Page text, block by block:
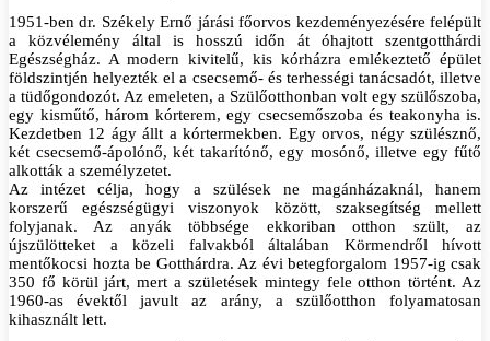
1951-ben dr. Székely Ernő járási főorvos kezdeményezésére felépült
a közvélemény által is hosszú időn át óhajtott szentgotthárdi
Egészségház. A modern kivitelű, kis kórházra emlékeztető épület
földszintjén helyezték el a csecsemő- és terhességi tanácsadót, illetve
a tüdőgondozót. Az emeleten, a Szülőotthonban volt egy szülőszoba,
egy kisműtő, három kórterem, egy csecsemőszoba és teakonyha is.
Kezdetben 12 ágy állt a kórtermekben. Egy orvos, négy szülésznő,
két csecsemő-ápolónő, két takarítónő, egy mosónő, illetve egy fűtő
alkották a személyzetet.
Az intézet célja, hogy a szülések ne magánházaknál, hanem
korszerű egészségügyi viszonyok között, szaksegítség mellett
folyjanak. Az anyák többsége ekkoriban otthon szült, az
újszülötteket a közeli falvakból általában Körmendről hívott
mentőkocsi hozta be Gotthárdra. Az évi betegforgalom 1957-ig csak
350 fő körül járt, mert a születések mintegy fele otthon történt. Az
1960-as évektől javult az arány, a szülőotthon folyamatosan
kihasznált lett.